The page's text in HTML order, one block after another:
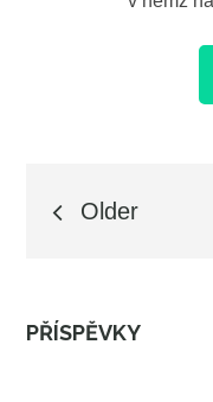
Navigace
Older
PŘÍSPĚVKY